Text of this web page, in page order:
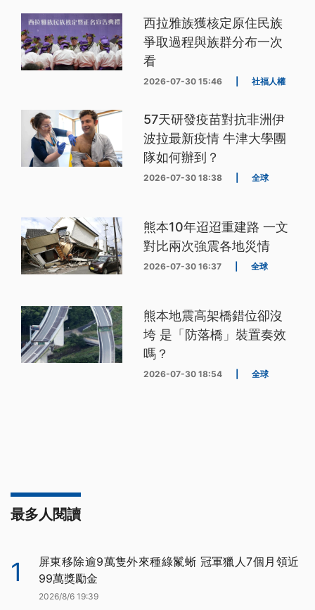
西拉雅族獲核定原住民族
爭取過程與族群分布一次
看
2026-07-30 15:46 社福人權
57天研發疫苗對抗非洲伊
波拉最新疫情 牛津大學團
隊如何辦到？
2026-07-30 18:38 全球
熊本10年迢迢重建路 一文
對比兩次強震各地災情
2026-07-30 16:37 全球
熊本地震高架橋錯位卻沒
垮 是「防落橋」裝置奏效
嗎？
2026-07-30 18:54 全球
最多人閱讀
1
屏東移除逾9萬隻外來種綠鬣蜥 冠軍獵人7個月領近
99萬獎勵金
2026/8/6 19:39